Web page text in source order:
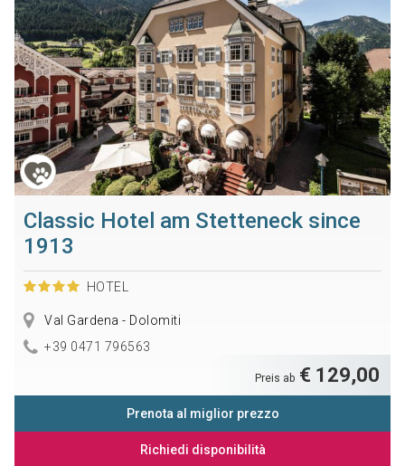
Classic Hotel am Stetteneck since
1913
HOTEL
Val Gardena - Dolomiti
+39 0471 796563
Preis ab € 129,00
Prenota al miglior prezzo
Richiedi disponibilità